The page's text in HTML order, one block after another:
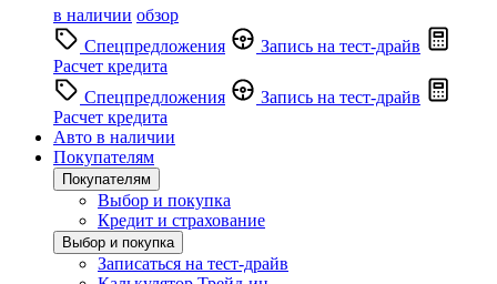
в наличии обзор
Спецпредложения
Запись на тест-драйв
Расчет кредита
Спецпредложения
Запись на тест-драйв
Расчет кредита
Авто в наличии
Покупателям
Покупателям
Выбор и покупка
Кредит и страхование
Выбор и покупка
Записаться на тест-драйв